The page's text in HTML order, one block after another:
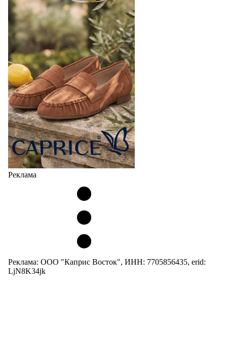
Реклама
Реклама: ООО "Каприс Восток", ИНН: 7705856435, erid:
LjN8K34jk